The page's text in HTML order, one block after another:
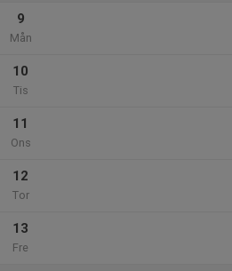
9
Mån
10
Tis
11
Ons
12
Tor
13
Fre